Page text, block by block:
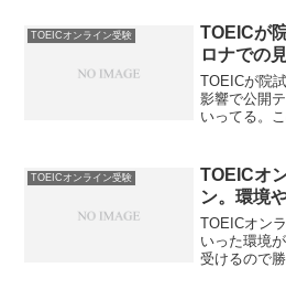
を解説しま
影響もお伝
TOEICオンライン受験
TOEICが
ロナでの
TOEICが院
影響で公開
いってる。
な場合にど
す。勉強は
TOEICオンライン受験
TOEICオ
ン。環境
TOEICオン
いった環境
受けるので